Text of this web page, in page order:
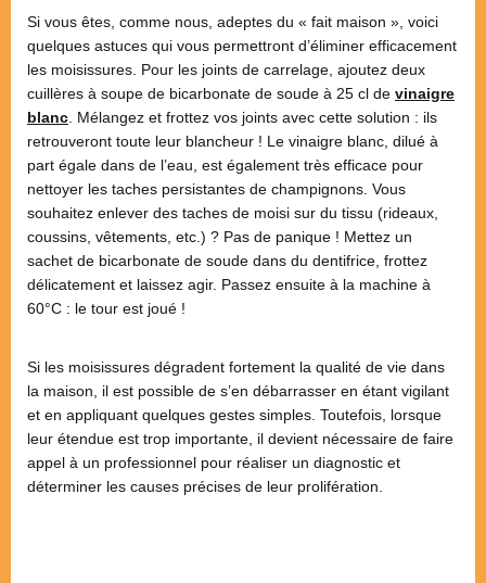
Si vous êtes, comme nous, adeptes du « fait maison », voici
quelques astuces qui vous permettront d’éliminer efficacement
les moisissures. Pour les joints de carrelage, ajoutez deux
cuillères à soupe de bicarbonate de soude à 25 cl de vinaigre
blanc . Mélangez et frottez vos joints avec cette solution : ils
retrouveront toute leur blancheur ! Le vinaigre blanc, dilué à
part égale dans de l’eau, est également très efficace pour
nettoyer les taches persistantes de champignons. Vous
souhaitez enlever des taches de moisi sur du tissu (rideaux,
coussins, vêtements, etc.) ? Pas de panique ! Mettez un
sachet de bicarbonate de soude dans du dentifrice, frottez
délicatement et laissez agir. Passez ensuite à la machine à
60°C : le tour est joué !
Si les moisissures dégradent fortement la qualité de vie dans
la maison, il est possible de s’en débarrasser en étant vigilant
et en appliquant quelques gestes simples. Toutefois, lorsque
leur étendue est trop importante, il devient nécessaire de faire
appel à un professionnel pour réaliser un diagnostic et
déterminer les causes précises de leur prolifération.